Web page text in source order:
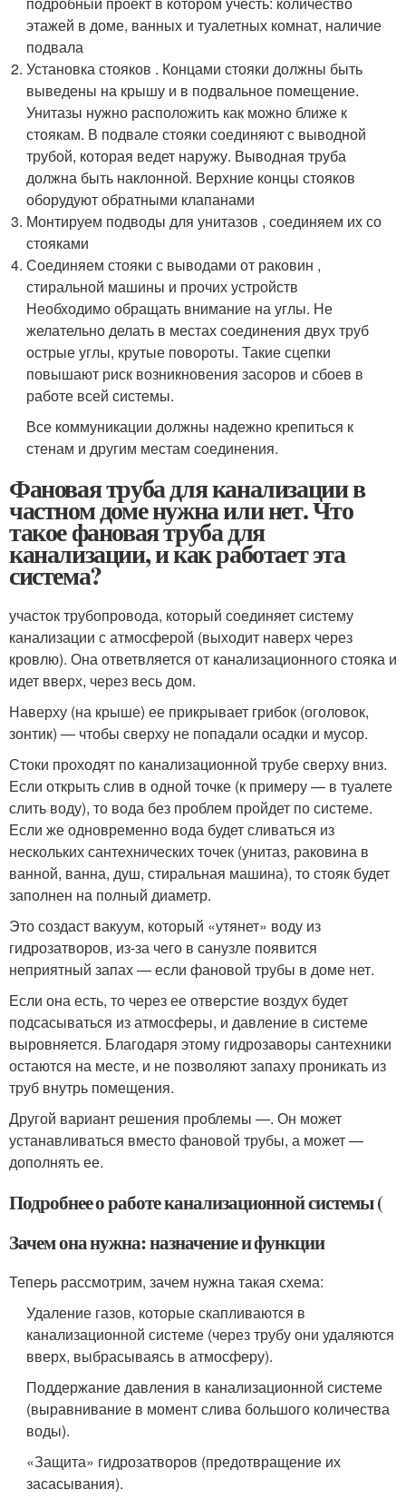
этажей в доме, ванных и туалетных комнат, наличие
подвала
Установка стояков . Концами стояки должны быть
выведены на крышу и в подвальное помещение.
Унитазы нужно расположить как можно ближе к
стоякам. В подвале стояки соединяют с выводной
трубой, которая ведет наружу. Выводная труба
должна быть наклонной. Верхние концы стояков
оборудуют обратными клапанами
Монтируем подводы для унитазов , соединяем их со
стояками
Соединяем стояки с выводами от раковин ,
стиральной машины и прочих устройств
Необходимо обращать внимание на углы. Не
желательно делать в местах соединения двух труб
острые углы, крутые повороты. Такие сцепки
повышают риск возникновения засоров и сбоев в
работе всей системы.
Все коммуникации должны надежно крепиться к
стенам и другим местам соединения.
Фановая труба для канализации в
частном доме нужна или нет. Что
такое фановая труба для
канализации, и как работает эта
система?
участок трубопровода, который соединяет систему
канализации с атмосферой (выходит наверх через
кровлю). Она ответвляется от канализационного стояка и
идет вверх, через весь дом.
Наверху (на крыше) ее прикрывает грибок (оголовок,
зонтик) — чтобы сверху не попадали осадки и мусор.
Стоки проходят по канализационной трубе сверху вниз.
Если открыть слив в одной точке (к примеру — в туалете
слить воду), то вода без проблем пройдет по системе.
Если же одновременно вода будет сливаться из
нескольких сантехнических точек (унитаз, раковина в
ванной, ванна, душ, стиральная машина), то стояк будет
заполнен на полный диаметр.
Это создаст вакуум, который «утянет» воду из
гидрозатворов, из-за чего в санузле появится
неприятный запах — если фановой трубы в доме нет.
Если она есть, то через ее отверстие воздух будет
подсасываться из атмосферы, и давление в системе
выровняется. Благодаря этому гидрозаворы сантехники
остаются на месте, и не позволяют запаху проникать из
труб внутрь помещения.
Другой вариант решения проблемы —. Он может
устанавливаться вместо фановой трубы, а может —
дополнять ее.
Подробнее о работе канализационной системы (
Зачем она нужна: назначение и функции
Теперь рассмотрим, зачем нужна такая схема:
Удаление газов, которые скапливаются в
канализационной системе (через трубу они удаляются
вверх, выбрасываясь в атмосферу).
Поддержание давления в канализационной системе
(выравнивание в момент слива большого количества
воды).
«Защита» гидрозатворов (предотвращение их
засасывания).